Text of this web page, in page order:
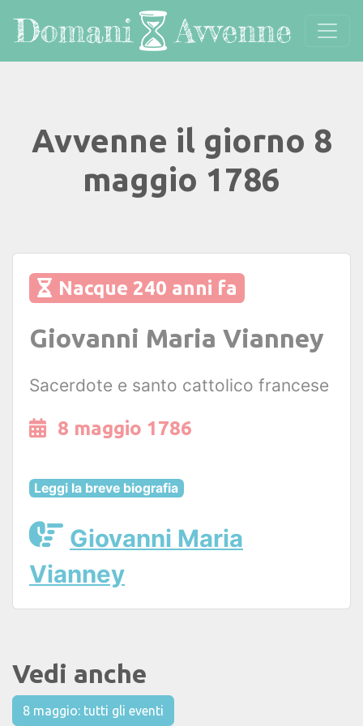
Avvenne il giorno 8
maggio 1786
Nacque 240 anni fa
Giovanni Maria Vianney
Sacerdote e santo cattolico francese
8 maggio 1786
Leggi la breve biografia
Giovanni Maria
Vianney
Vedi anche
8 maggio: tutti gli eventi